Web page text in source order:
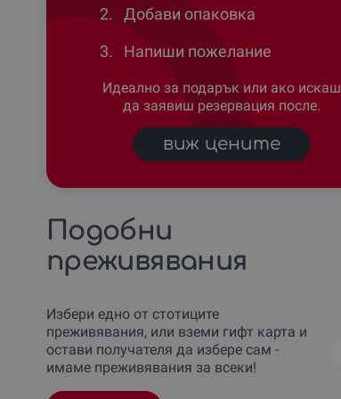
2.
Добави опаковка
3.
Напиши пожелание
Идеално за подарък или ако искаш
да заявиш резервация после.
виж цените
Подобни
преживявания
Избери едно от стотиците
преживявания, или вземи гифт карта и
остави получателя да избере сам -
имаме преживявания за всеки!